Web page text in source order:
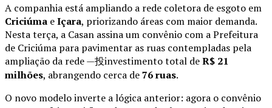
A companhia está ampliando a rede coletora de esgoto em
Criciúma eIçara, priorizando áreas com maior demanda.
Nesta terça, a Casan assina um convênio com a Prefeitura
de Criciúma para pavimentar as ruas contempladas pela
ampliação da rede —投investimento total deR$ 21
milhões, abrangendo cerca de76 ruas.
O novo modelo inverte a lógica anterior: agora o convênio